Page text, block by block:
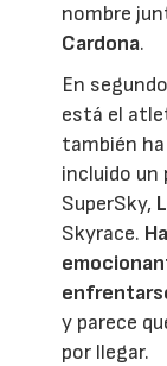
nombre
Cardona.
En
está el
también
incluido un
SuperSky,
Skyrace.
y parece
por llegar.